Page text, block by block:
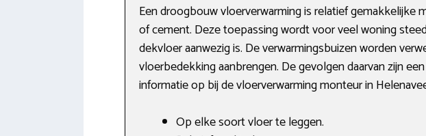
Een droogbouw vloerverwarming is relatief
of cement. Deze toepassing wordt voor veel woning
dekvloer aanwezig is. De verwarmingsbuizen worden
vloerbedekking aanbrengen. De gevolgen daarvan zijn
informatie op bij de vloerverwarming monteur in
Op elke soort vloer te leggen.